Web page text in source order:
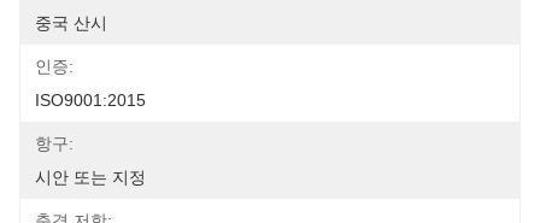
중국 산시
인증:
ISO9001:2015
항구:
시안 또는 지정